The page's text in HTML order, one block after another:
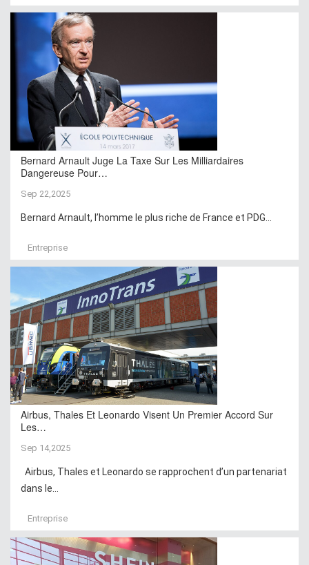
Bernard Arnault Juge La Taxe Sur Les Milliardaires
Dangereuse Pour…
Sep 22,2025
Bernard Arnault, l’homme le plus riche de France et PDG...
Entreprise
Airbus, Thales Et Leonardo Visent Un Premier Accord Sur
Les…
Sep 14,2025
Airbus, Thales et Leonardo se rapprochent d’un partenariat
dans le...
Entreprise